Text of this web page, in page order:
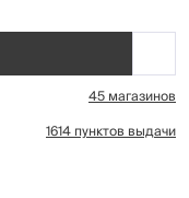
45 магазинов
1614 пунктов выдачи